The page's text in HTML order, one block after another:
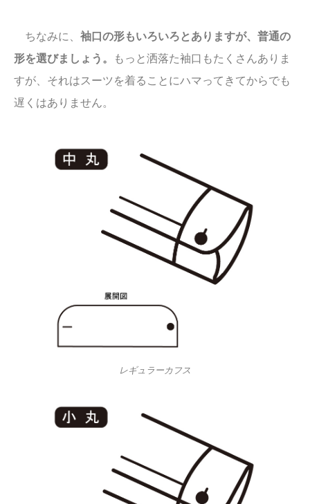
ちなみに、 袖口の形もいろいろとありますが、普通の
形を選びましょう。
もっと洒落た袖口もたくさんありま
すが、それはスーツを着ることにハマってきてからでも
遅くはありません。
レギュラーカフス